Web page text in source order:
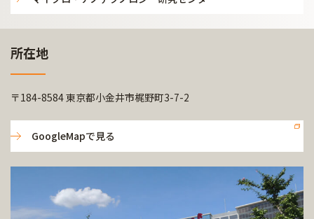
所在地
〒184-8584 東京都小金井市梶野町3-7-2
GoogleMapで見る